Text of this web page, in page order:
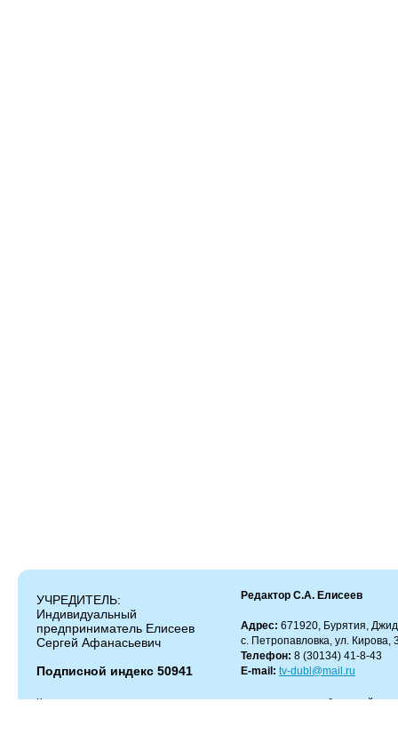
УЧРЕДИТЕЛЬ:
Индивидуальный
предприниматель Елисеев
Сергей Афанасьевич
Подписной индекс 50941
Редактор С.А. Елисеев
Адрес: 671920, Бурятия,
с. Петропавловка, ул. Кирова,
Телефон: 8 (30134) 41-8-43
E-mail: tv-dubl@mail.ru
Копирование и цитирование материалов разрешено только с работающей